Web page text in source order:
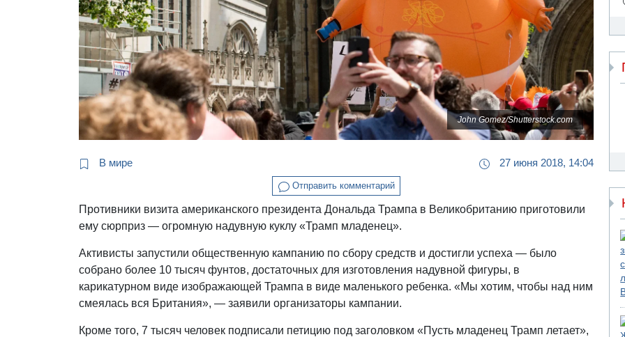
John Gomez/Shutterstock.com
В мире 27 июня 2018, 14:04
Отправить комментарий
Противники визита американского президента Дональда Трампа в Великобританию приготовили
ему сюрприз — огромную надувную куклу «Трамп младенец».
Активисты запустили общественную кампанию по сбору средств и достигли успеха — было
собрано более 10 тысяч фунтов, достаточных для изготовления надувной фигуры, в
карикатурном виде изображающей Трампа в виде маленького ребенка. «Мы хотим, чтобы над ним
смеялась вся Британия», — заявили организаторы кампании.
Кроме того, 7 тысяч человек подписали петицию под заголовком «Пусть младенец Трамп летает»,